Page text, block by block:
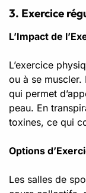
3. Exercice
L’Impact de
L’exercice
ou à se muscler.
qui permet
peau. En
toxines, ce qui
Options
Les salles de